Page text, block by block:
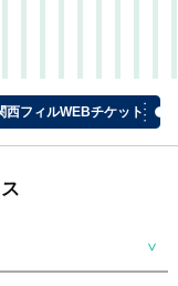
西フィルWEBチケット